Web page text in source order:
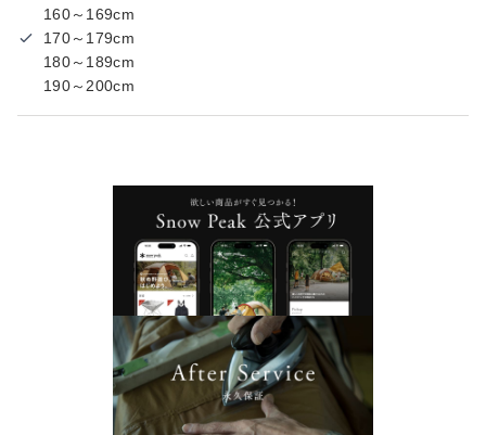
160～169cm
170～179cm
180～189cm
190～200cm